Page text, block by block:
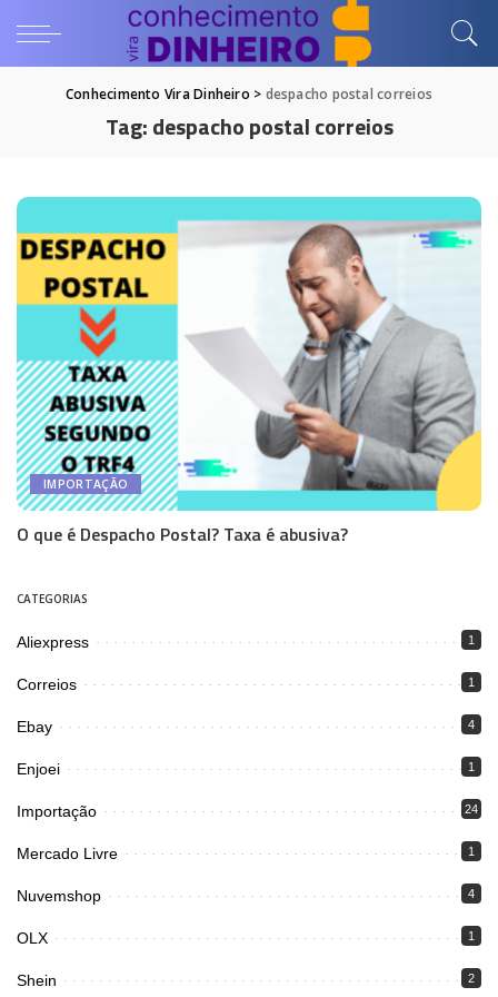
Conhecimento Vira Dinheiro > despacho postal correios
Tag:despacho postal correios
IMPORTAÇÃO
O que é Despacho Postal? Taxa é abusiva?
CATEGORIAS
Aliexpress 1
Correios 1
Ebay 4
Enjoei 1
Importação 24
Mercado Livre 1
Nuvemshop 4
OLX 1
Shein 2